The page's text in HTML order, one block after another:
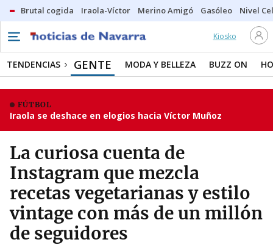
Brutal cogida Iraola-Víctor Merino Amigó Gasóleo Nivel
Kiosko
TENDENCIAS GENTE MODA Y BELLEZA BUZZ ON
FÚTBOL
Iraola se deshace en elogios hacia Víctor Muñoz
La curiosa cuenta de
Instagram que mezcla
recetas vegetarianas y estilo
vintage con más de un millón
de seguidores